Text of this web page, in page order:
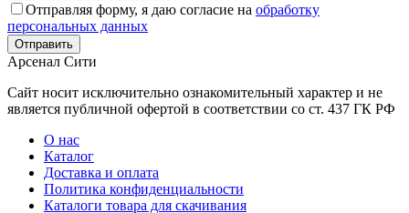
Отправляя форму, я даю согласие на обработку
персональных данных
Арсенал Сити
Сайт носит исключительно ознакомительный характер и не
является публичной офертой в соответствии со ст. 437 ГК РФ
О нас
Каталог
Доставка и оплата
Политика конфиденциальности
Каталоги товара для скачивания